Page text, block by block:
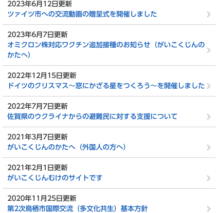
2023年6月12日更新
ツァイツ市への交流動画の贈呈式を開催しました
2023年6月7日更新
オミクロン株対応ワクチン追加接種のお知らせ（がいこくじんの
かたへ）
2022年12月15日更新
ドイツのクリスマス～窓にかざる星をつくろう～を開催しました
2022年7月7日更新
佐賀県のウクライナからの避難民に対する支援について
2021年3月7日更新
がいこくじんのかたへ（外国人の方へ）
2021年2月1日更新
がいこくじんむけのサイトです
2020年11月25日更新
第2次鳥栖市国際交流（多文化共生）基本方針